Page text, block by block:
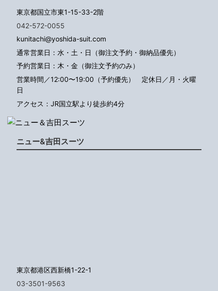
東京都国立市東1-15-33-2階
042-572-0055
kunitachi@yoshida-suit.com
通常営業日：水・土・日（御注文予約・御納品優先）
予約営業日：木・金（御注文予約のみ）
営業時間／12:00〜19:00（予約優先） 定休日／月・火曜
日
アクセス：JR国立駅より徒歩約4分
ニュー&吉田スーツ
東京都港区西新橋1-22-1
03-3501-9563